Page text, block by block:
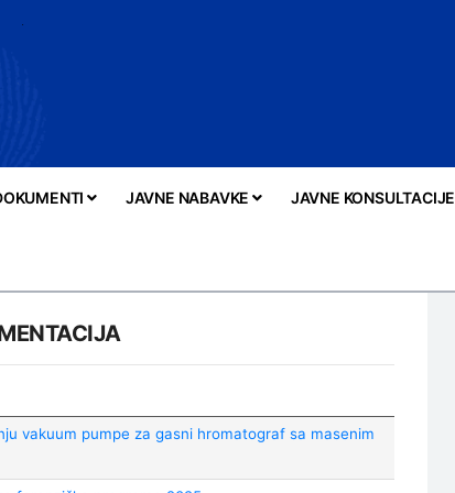
JAVNE NABAVKE JAVNE KONSULTACIJE
vakuum pumpe za gasni hromatograf sa masenim